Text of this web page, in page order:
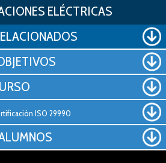
ELÉCTRICAS
ISO 29990